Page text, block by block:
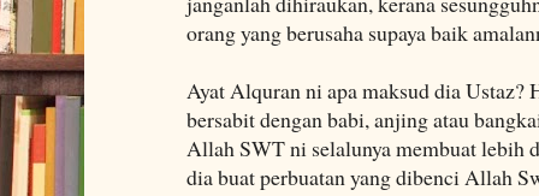
orang yang berusaha supaya baik
Ayat Alquran ni apa maksud dia Ustaz?
bersabit dengan babi, anjing atau
Allah SWT ni selalunya membuat lebih
dia buat perbuatan yang dibenci Allah